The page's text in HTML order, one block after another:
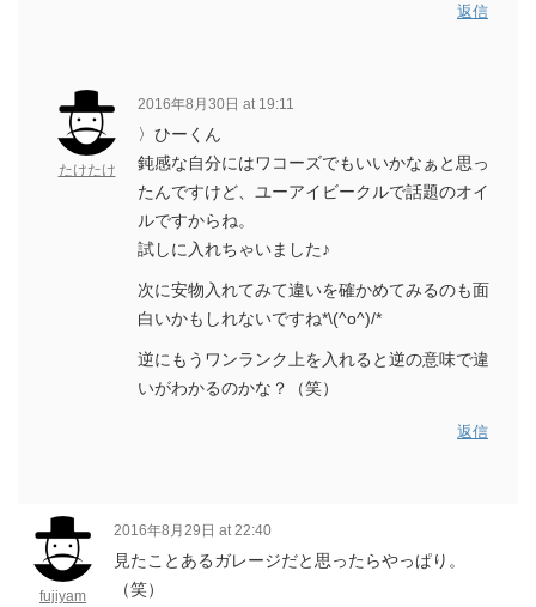
返信
たけたけ
2016年8月30日 at 19:11
〉ひーくん
鈍感な自分にはワコーズでもいいかなぁと思っ
たんですけど、ユーアイビークルで話題のオイ
ルですからね。
試しに入れちゃいました♪
次に安物入れてみて違いを確かめてみるのも面
白いかもしれないですね*\(^o^)/*
逆にもうワンランク上を入れると逆の意味で違
いがわかるのかな？（笑）
返信
fujiyam
2016年8月29日 at 22:40
見たことあるガレージだと思ったらやっぱり。
（笑）